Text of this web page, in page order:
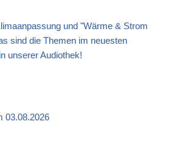
und "Wärme & Strom
sind die Themen im neuesten
unserer Audiothek!
03.08.2026